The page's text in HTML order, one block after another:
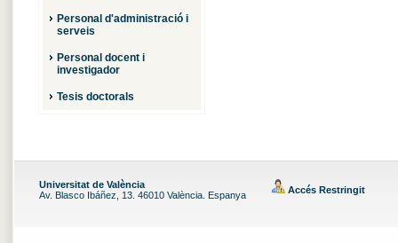
Personal d'administració i
serveis
Personal docent i
investigador
Tesis doctorals
Universitat de València
Av. Blasco Ibáñez, 13. 46010 València. Espanya
Accés Restringit